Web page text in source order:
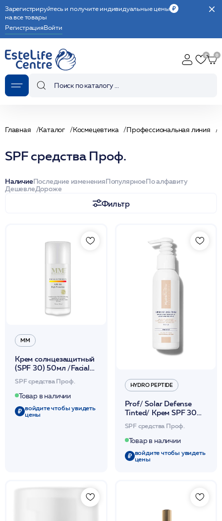
Зарегистрируйтесь и получите индивидуальные цены
на все товары
РегистрацияВойти
Главная Каталог Космецевтика Профессиональная линия
SPF средства Проф.
НаличиеПоследние измененияПопулярноеПо алфавиту
ДешевлеДороже
Фильтр
ММ
Крем солнцезащитный
(SPF 30) 50мл /Facial
Protection /MM
SPF средства Проф.
Товар в наличии
войдите чтобы увидеть
цены
HYDRO PEPTIDE
Prof/ Solar Defense
Tinted/ Крем SPF 30
увлажняющий с
тональным эффектом
SPF средства Проф.
Товар в наличии
войдите чтобы увидеть
цены